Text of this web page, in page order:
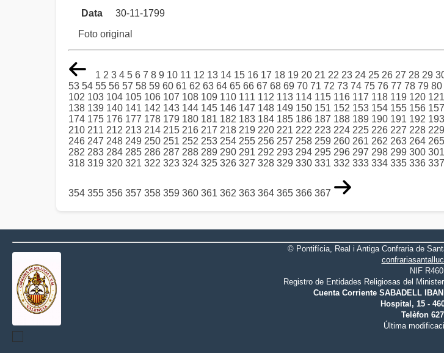
Data
30-11-1799
Foto original
1 2 3 4 5 6 7 8 9 10 11 12 13 14 15 16 17 18 19 20 21 22 23 24 25 26 27 28 29
53 54 55 56 57 58 59 60 61 62 63 64 65 66 67 68 69 70 71 72 73 74 75 76 77 78 79 80
102 103 104 105 106 107 108 109 110 111 112 113 114 115 116 117 118 119 120 121
138 139 140 141 142 143 144 145 146 147 148 149 150 151 152 153 154 155 156 157
174 175 176 177 178 179 180 181 182 183 184 185 186 187 188 189 190 191 192 193
210 211 212 213 214 215 216 217 218 219 220 221 222 223 224 225 226 227 228 229
246 247 248 249 250 251 252 253 254 255 256 257 258 259 260 261 262 263 264 265
282 283 284 285 286 287 288 289 290 291 292 293 294 295 296 297 298 299 300 301
318 319 320 321 322 323 324 325 326 327 328 329 330 331 332 333 334 335 336 337
354 355 356 357 358 359 360 361 362 363 364 365 366 367
© Pontifícia, Real i Antiga Confraria de
NIF
Registro de Entidades Religiosas del
Cuenta Corriente SABADELL
Hospital, 15 -
Telèfon
Última